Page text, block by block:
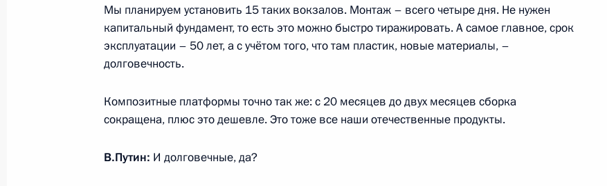
11 января 2023 года, 15:50
по транспорту и комиссий Госсовета по направлениям
«Энергетика» и «Транспорт»
Мы планируем установить 15 таких вокзалов. Монтаж – всего четыре дня. Не нужен
капитальный фундамент, то есть это можно быстро тиражировать. А самое главное, срок
эксплуатации – 50 лет, а с учётом того, что там пластик, новые материалы, –
долговечность.
Композитные платформы точно так же: с 20 месяцев до двух месяцев сборка
сокращена, плюс это дешевле. Это тоже все наши отечественные продукты.
В.Путин: И долговечные, да?